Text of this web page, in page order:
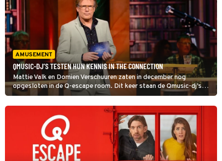
AMUSEMENT
QMUSIC-DJ’S TESTEN HUN KENNIS IN THE CONNECTION
Mattie Valk en Domien Verschuuren zaten in december nog
opgesloten in de Q-escape room. Dit keer staan de Qmusic-dj’s
voor een andere uitdaging; samen met hun collega Kai Merckx
moeten ze in The Connection de de centrale link ontdekken.